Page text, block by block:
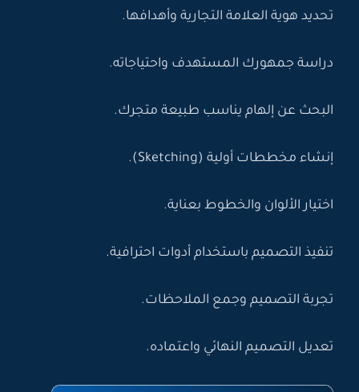
تحديد هوية العلامة التجارية وأهدافها.
دراسة جمهورك المستهدف واحتياجاته.
البحث عن إلهام يناسب طبيعة متجرك.
إنشاء مخططات أولية (Sketching).
اختيار الألوان والخطوط بعناية.
تنفيذ التصميم باستخدام أدوات احترافية.
تجربة التصميم وجمع الملاحظات.
تعديل التصميم النهائي واعتماده.